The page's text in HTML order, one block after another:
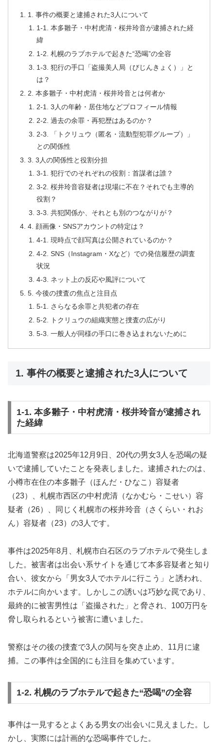
1. 事件の概要と逮捕された3人について
1-1. 本多雛子・中村虎清・桜井玲音が逮捕された経
緯
1-2. 札幌のラブホテルで起きた“恐喝”の全容
1-3. 犯行の手口「盗撮美人局（びじんきょく）」と
は？
2. 本多雛子・中村虎清・桜井玲音とは何者か
2-1. 3人の年齢・居住地などプロフィール情報
2-2. 過去の余罪・再犯歴はあるのか？
2-3. 「トクリュウ（匿名・流動型犯罪グループ）」
との関係性
3. 3人の関係性と役割分担
3-1. 犯行でのそれぞれの役割：首謀者は誰？
3-2. 桜井玲音容疑者は現場に不在？それでも主導的
役割？
3-3. 共犯関係か、それとも別のつながりが？
4. 顔画像・SNSアカウントの特定は？
4-1. 現時点で顔写真は公開されているのか？
4-2. SNS（Instagram・Xなど）での発信履歴の調査
状況
4-3. ネット上の反応や風評について
5. 今後の捜査の焦点と注目点
5-1. さらなる余罪と共犯者の存在
5-2. トクリュウの組織実態と捜査の広がり
5-3. 一般人が同様の手口に巻き込まれないために
1. 事件の概要と逮捕された3人について
1-1. 本多雛子・中村虎清・桜井玲音が逮捕され
た経緯
北海道警察は2025年12月9日、20代の男女3人を恐喝の疑
いで逮捕していたことを発表しました。逮捕されたのは、
小樽市在住の本多雛子（ほんだ・ひなこ）容疑者
（23）、札幌市西区の中村虎清（なかむら・こせい）容
疑者（26）、同じく札幌市の桜井玲音（さくらい・れお
ん）容疑者（23）の3人です。
事件は2025年8月、札幌市白石区のラブホテルで発生しま
した。被害者は出会い系サイトを通じて本多容疑者と知り
合い、彼女から「男女3人でホテルに行こう」と誘われ、
ホテルに向かいます。しかしこの誘いは巧妙な罠であり、
最終的に被害男性は「盗撮された」と脅され、100万円を
脅し取られるという被害に遭いました。
警察はその後の捜査で3人の関与を突き止め、11月に逮
捕。この事件は全国的にも注目を集めています。
1-2. 札幌のラブホテルで起きた“恐喝”の全容
事件は一見するとよくある男女の出会いに見えました。し
かし、実際には計画的な恐喝事件でした。